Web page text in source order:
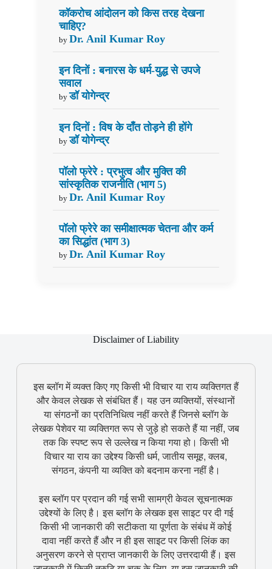
कॉकरोच आंदोलन को किस तरह देखना
चाहिए?
by Dr. Anil Kumar Roy
इन दिनों : बनारस के धर्म-युद्ध से उपजे
सवाल
by डॉ योगेन्द्र
इन दिनों : विष के दाँत तोड़ने ही होंगे
by डॉ योगेन्द्र
पॉलो फ्रेरे : प्रभुत्व और मुक्ति की
सांस्कृतिक राजनीति (भाग 5)
by Dr. Anil Kumar Roy
पॉलो फ्रेरे का समीक्षात्मक चेतना और कर्म
का सिद्धांत (भाग 3)
by Dr. Anil Kumar Roy
Disclaimer of Liability
इस ब्लॉग में व्यक्त किए गए किसी भी विचार या राय व्यक्तिगत हैं
और केवल लेखक से संबंधित हैं। यह उन व्यक्तियों, संस्थानों
या संगठनों का प्रतिनिधित्व नहीं करते हैं जिनसे ब्लॉग के
लेखक पेशेवर या व्यक्तिगत रूप से जुड़े हो सकते हैं या नहीं, जब
तक कि स्पष्ट रूप से उल्लेख न किया गया हो। किसी भी
विचार या राय का उद्देश्य किसी धर्म, जातीय समूह, क्लब,
संगठन, कंपनी या व्यक्ति को बदनाम करना नहीं है।
इस ब्लॉग पर प्रदान की गई सभी सामग्री केवल सूचनात्मक
उद्देश्यों के लिए है। इस ब्लॉग के लेखक इस साइट पर दी गई
किसी भी जानकारी की सटीकता या पूर्णता के संबंध में कोई
दावा नहीं करते हैं और न ही इस साइट पर किसी लिंक का
अनुसरण करने से प्राप्त जानकारी के लिए उत्तरदायी हैं। इस